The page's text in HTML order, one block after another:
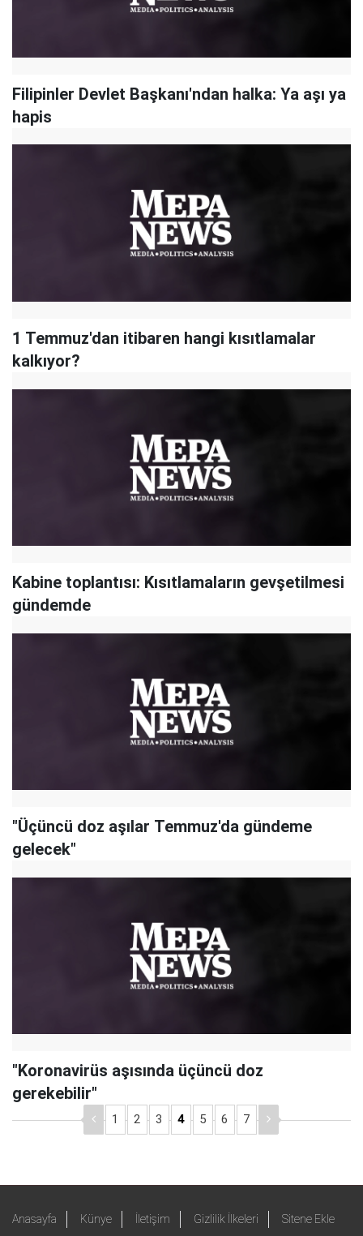
Filipinler Devlet Başkanı'ndan halka: Ya aşı ya
hapis
1 Temmuz'dan itibaren hangi kısıtlamalar
kalkıyor?
Kabine toplantısı: Kısıtlamaların gevşetilmesi
gündemde
"Üçüncü doz aşılar Temmuz'da gündeme
gelecek"
"Koronavirüs aşısında üçüncü doz
gerekebilir"
1 2 3 4 5 6 7
Anasayfa Künye İletişim Gizlilik İlkeleri Sitene Ekle